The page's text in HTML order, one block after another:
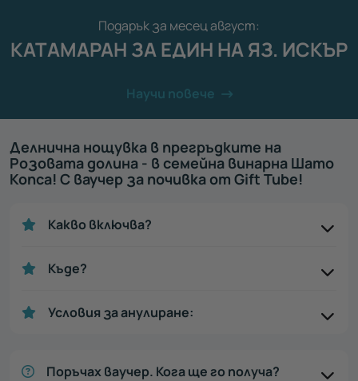
Подарък за месец август:
КАТАМАРАН ЗА ЕДИН НА ЯЗ. ИСКЪР
Научи повече
Делнична нощувка в прегръдките на
Розовата долина - в семейна винарна Шато
Копса! С ваучер за почивка от Gift Tube!
Какво включва?
Къде?
Условия за анулиране:
Поръчах ваучер. Кога ще го получа?